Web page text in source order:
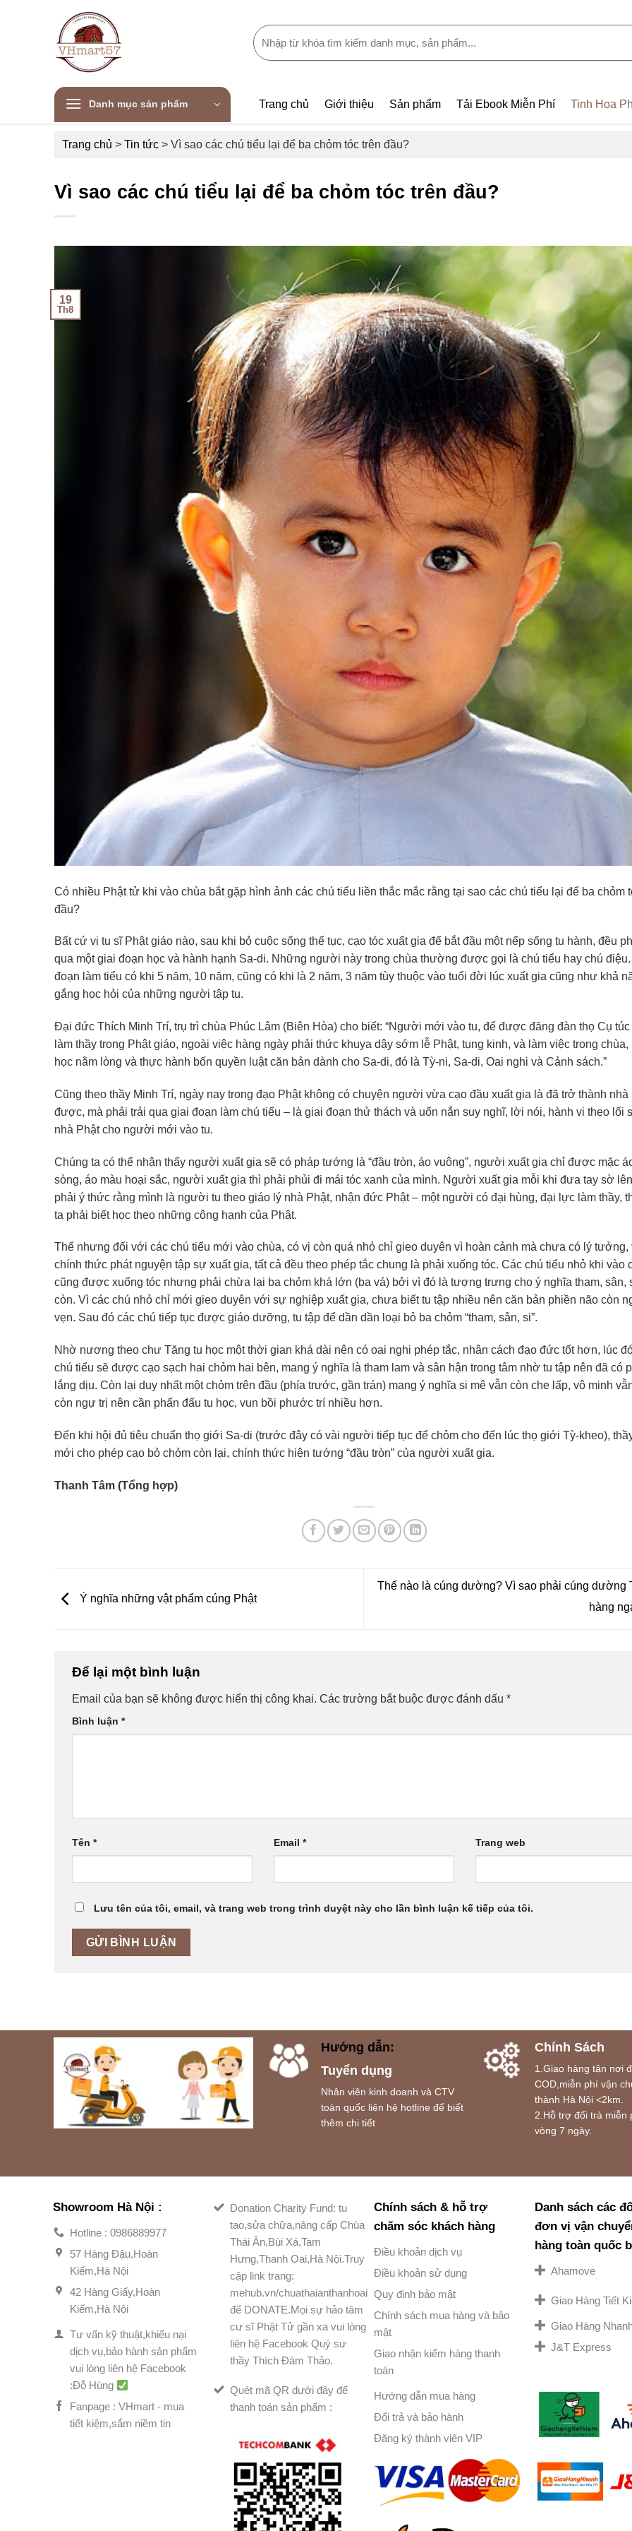
Search
for:
Danh mục sản phẩm Trang chủ Giới thiệu Sản phẩm Tải Ebook Miễn Phí Tinh Hoa
Trang chủ > Tin tức > Vì sao các chú tiểu lại để ba chỏm tóc trên đầu?
Vì sao các chú tiểu lại để ba chỏm tóc trên đầu?
19
Th8
Có nhiều Phật tử khi vào chùa bắt gặp hình ảnh các chú tiểu liền thắc mắc rằng tại sao các chú tiểu lại để ba chỏm
đầu?
Bất cứ vị tu sĩ Phật giáo nào, sau khi bỏ cuộc sống thế tục, cạo tóc xuất gia để bắt đầu một nếp sống tu hành, đều
qua một giai đoạn học và hành hạnh Sa-di. Những người này trong chùa thường được gọi là chú tiểu hay chú điệu.
đoạn làm tiểu có khi 5 năm, 10 năm, cũng có khi là 2 năm, 3 năm tùy thuộc vào tuổi đời lúc xuất gia cũng như khả
gắng học hỏi của những người tập tu.
Đại đức Thích Minh Trí, trụ trì chùa Phúc Lâm (Biên Hòa) cho biết: “Người mới vào tu, để được đăng đàn thọ Cụ
làm thầy trong Phật giáo, ngoài việc hàng ngày phải thức khuya dậy sớm lễ Phật, tụng kinh, và làm việc trong chùa,
học nằm lòng và thực hành bốn quyền luật căn bản dành cho Sa-di, đó là Tỳ-ni, Sa-di, Oai nghi và Cảnh sách.”
Cũng theo thầy Minh Trí, ngày nay trong đạo Phật không có chuyện người vừa cạo đầu xuất gia là đã trở thành nhà
được, mà phải trải qua giai đoạn làm chú tiểu – là giai đoạn thử thách và uốn nắn suy nghĩ, lời nói, hành vi theo lối
nhà Phật cho người mới vào tu.
Chúng ta có thể nhận thấy người xuất gia sẽ có pháp tướng là “đầu tròn, áo vuông”, người xuất gia chỉ được mặc
sòng, áo màu hoại sắc, người xuất gia thì phải phủi đi mái tóc xanh của mình. Người xuất gia mỗi khi đưa tay sờ
phải ý thức rằng mình là người tu theo giáo lý nhà Phật, nhận đức Phật – một người có đại hùng, đại lực làm thầy,
ta phải biết học theo những công hạnh của Phật.
Thế nhưng đối với các chú tiểu mới vào chùa, có vị còn quá nhỏ chỉ gieo duyên vì hoàn cảnh mà chưa có lý tưởng,
chính thức phát nguyện tập sự xuất gia, tất cả đều theo phép tắc chung là phải xuống tóc. Các chú tiểu nhỏ khi vào
cũng được xuống tóc nhưng phải chừa lại ba chỏm khá lớn (ba vá) bởi vì đó là tượng trưng cho ý nghĩa tham, sân,
còn. Vì các chú nhỏ chỉ mới gieo duyên với sự nghiệp xuất gia, chưa biết tu tập nhiều nên căn bản phiền não còn
vẹn. Sau đó các chú tiếp tục được giáo dưỡng, tu tập để dần dần loại bỏ ba chỏm “tham, sân, si”.
Nhờ nương theo chư Tăng tu học một thời gian khá dài nên có oai nghi phép tắc, nhân cách đạo đức tốt hơn, lúc
chú tiểu sẽ được cạo sạch hai chỏm hai bên, mang ý nghĩa là tham lam và sân hận trong tâm nhờ tu tập nên đã có
lắng dịu. Còn lại duy nhất một chỏm trên đầu (phía trước, gần trán) mang ý nghĩa si mê vẫn còn che lấp, vô minh
còn ngự trị nên cần phấn đấu tu học, vun bồi phước trí nhiều hơn.
Đến khi hội đủ tiêu chuẩn thọ giới Sa-di (trước đây có vài người tiếp tục để chỏm cho đến lúc thọ giới Tỳ-kheo),
mới cho phép cạo bỏ chỏm còn lại, chính thức hiện tướng “đầu tròn” của người xuất gia.
Thanh Tâm (Tổng hợp)
Ý nghĩa những vật phẩm cúng Phật
Thế nào là cúng dường? Vì sao phải cúng dường
hàng
Để lại một bình luận
Email của bạn sẽ không được hiển thị công khai. Các trường bắt buộc được đánh dấu *
Bình luận *
Tên * Email * Trang web
Lưu tên của tôi, email, và trang web trong trình duyệt này cho lần bình luận kế tiếp của tôi.
Hướng dẫn:
Tuyển dụng
Nhân viên kinh doanh và CTV
toàn quốc liên hệ hotline để biết
thêm chi tiết
Chính Sách
1.Giao hàng tận nơi
COD,miễn phí vận
thành Hà Nội <2km.
2.Hỗ trợ đổi trả miễn
vòng 7 ngày.
Showroom Hà Nội :
Hotline : 0986889977
57 Hàng Đậu,Hoàn
Kiếm,Hà Nội
42 Hàng Giấy,Hoàn
Kiếm,Hà Nội
Tư vấn kỹ thuật,khiếu nại
dịch vụ,bảo hành sản phẩm
vui lòng liên hệ Facebook
:Đỗ Hùng
Fanpage : VHmart - mua
tiết kiệm,sắm niềm tin
Donation Charity Fund: tu
tạo,sửa chữa,nâng cấp Chùa
Thái Ân,Bùi Xá,Tam
Hưng,Thanh Oai,Hà Nội.Truy
cập link trang:
mehub.vn/chuathaianthanhoai
để DONATE.Mọi sự hảo tâm
cư sĩ Phật Tử gần xa vui lòng
liên hệ Facebook Quý sư
thầy Thích Đàm Thảo.
Quét mã QR dưới đây để
thanh toán sản phẩm :
Chính sách & hỗ trợ
chăm sóc khách hàng
Điều khoản dịch vụ
Điều khoản sử dụng
Quy định bảo mật
Chính sách mua hàng và bảo
mật
Giao nhận kiểm hàng thanh
toán
Hướng dẫn mua hàng
Đổi trả và bảo hành
Đăng ký thành viên VIP
Danh sách các
đơn vị vận
hàng toàn quốc
Ahamove
Giao Hàng Tiết
Giao Hàng
J&T Express